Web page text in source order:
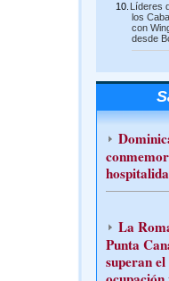
Líderes
los
con
desde
La
Punta
superan